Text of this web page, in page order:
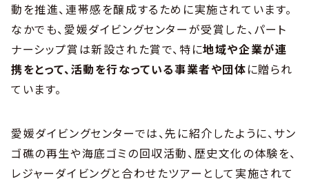
動を推進、連帯感を醸成するために実施されています。
なかでも、愛媛ダイビングセンターが受賞した、パート
ナーシップ賞は新設された賞で、特に地域や企業が連
携をとって、活動を行なっている事業者や団体に贈られ
ています。
愛媛ダイビングセンターでは、先に紹介したように、サン
ゴ礁の再生や海底ゴミの回収活動、歴史文化の体験を、
レジャーダイビングと合わせたツアーとして実施されて